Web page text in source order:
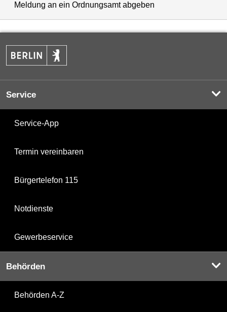
Meldung an ein Ordnungsamt abgeben
Service
Service-App
Termin vereinbaren
Bürgertelefon 115
Notdienste
Gewerbeservice
Behörden
Behörden A-Z